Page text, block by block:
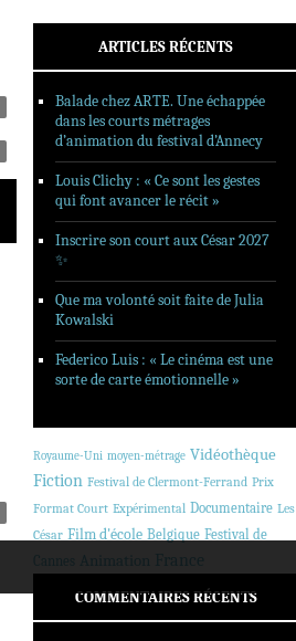
ARTICLES RÉCENTS
Balade chez ARTE. Une échappée
dans les courts métrages
d’animation du festival d’Annecy
Louis Clichy : « Ce sont les gestes
qui font avancer le récit »
Inscrire son court aux César 2027
✨
Que ma volonté soit faite de Julia
Kowalski
Federico Luis : « Le cinéma est une
sorte de carte émotionnelle »
Royaume-Uni moyen-métrage Vidéothèque
Fiction Festival de Clermont-Ferrand Prix
Format Court Expérimental Documentaire Les
César Film d'école Belgique Festival de
Cannes
Animation France
COMMENTAIRES RÉCENTS